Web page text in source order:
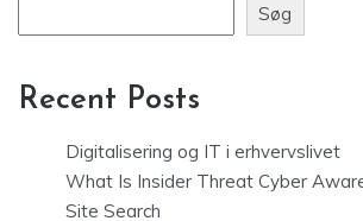
Søg
Recent Posts
Digitalisering og IT i erhvervslivet
What Is Insider Threat Cyber
Site Search